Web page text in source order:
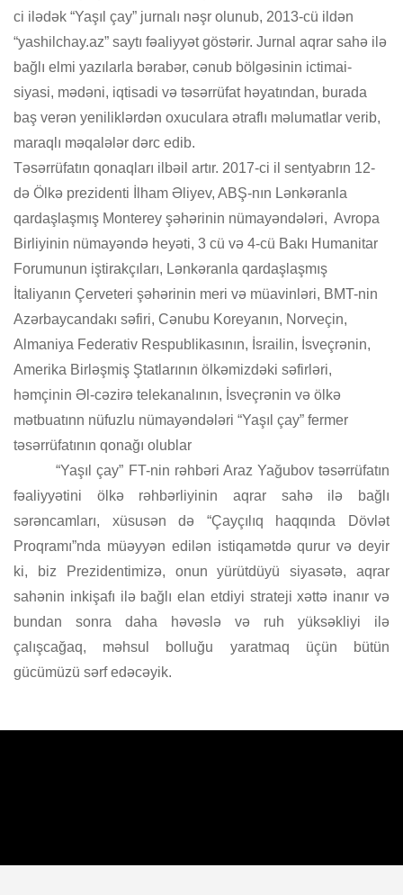
ci ilədək “Yaşıl çay” jurnalı nəşr olunub, 2013-cü ildən
“yashilchay.az” saytı fəaliyyət göstərir. Jurnal aqrar sahə ilə
bağlı elmi yazılarla bərabər, cənub bölgəsinin ictimai-
siyasi, mədəni, iqtisadi və təsərrüfat həyatından, burada
baş verən yeniliklərdən oxuculara ətraflı məlumatlar verib,
maraqlı məqalələr dərc edib.
Təsərrüfatın qonaqları ilbəil artır. 2017-ci il sentyabrın 12-
də Ölkə prezidenti İlham Əliyev, ABŞ-nın Lənkəranla
qardaşlaşmış Monterey şəhərinin nümayəndələri, Avropa
Birliyinin nümayəndə heyəti, 3 cü və 4-cü Bakı Humanitar
Forumunun iştirakçıları, Lənkəranla qardaşlaşmış
İtaliyanın Çerveteri şəhərinin meri və müavinləri, BMT-nin
Azərbaycandakı səfiri, Cənubu Koreyanın, Norveçin,
Almaniya Federativ Respublikasının, İsrailin, İsveçrənin,
Amerika Birləşmiş Ştatlarının ölkəmizdəki səfirləri,
həmçinin Əl-cəzirə telekanalının, İsveçrənin və ölkə
mətbuatınn nüfuzlu nümayəndələri “Yaşıl çay” fermer
təsərrüfatının qonağı olublar
“Yaşıl çay” FT-nin rəhbəri Araz Yağubov təsərrüfatın
fəaliyyətini ölkə rəhbərliyinin aqrar sahə ilə bağlı
sərəncamları, xüsusən də “Çayçılıq haqqında Dövlət
Proqramı”nda müəyyən edilən istiqamətdə qurur və deyir
ki, biz Prezidentimizə, onun yürütdüyü siyasətə, aqrar
sahənin inkişafı ilə bağlı elan etdiyi strateji xəttə inanır və
bundan sonra daha həvəslə və ruh yüksəkliyi ilə
çalışcağaq, məhsul bolluğu yaratmaq üçün bütün
gücümüzü sərf edəcəyik.